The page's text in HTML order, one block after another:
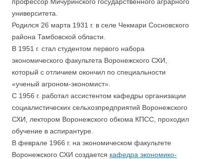
университета.
Родился 26 марта 1931 г. в селе Чекмари Сосновского
района Тамбовской области.
В 1951 г. стал студентом первого набора
экономического факультета Воронежского СХИ,
который с отличием окончил по специальности
«ученый агроном-экономист».
С 1956 г. работал ассистентом кафедры организации
социалистических сельхозпредприятий Воронежского
СХИ, лектором Воронежского обкома КПСС, проходил
обучение в аспирантуре.
В феврале 1966 г. на экономическом факультете
Воронежского СХИ создается кафедра экономико-